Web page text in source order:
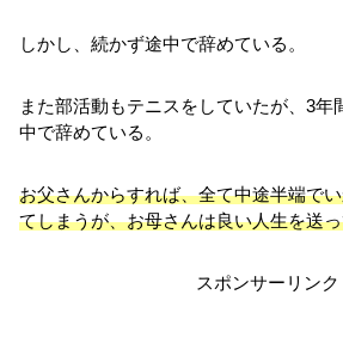
しかし、続かず途中で辞めている。
また部活動もテニスをしていたが、3年
中で辞めている。
お父さんからすれば、全て中途半端で
てしまうが、お母さんは良い人生を送
スポンサーリンク